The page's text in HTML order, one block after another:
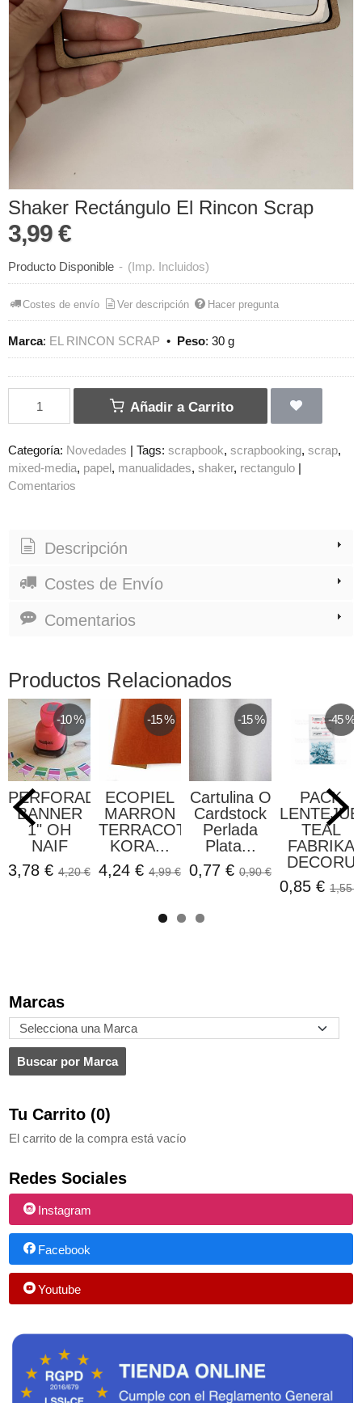
Marcas
Tu Carrito (0)
El carrito de la compra está vacío
Redes Sociales
Instagram
Facebook
Youtube
Shaker Rectángulo El Rincon Scrap
3,99 €
Producto Disponible - (Imp. Incluidos)
Costes de envío Ver descripción Hacer pregunta
Marca: EL RINCON SCRAP • Peso: 30 g
Añadir a Carrito
Categoría: Novedades Tags: scrapbook scrapbooking scrap
mixed-media papel manualidades shaker rectangulo
Comentarios
Descripción
Costes de Envío
Comentarios
Productos Relacionados
-10 %
PERFORADORA
BANNER
1" OH
NAIF
3,78 € 4,20 €
-15 %
ECOPIEL
MARRON
TERRACOTA
KORA...
4,24 € 4,99 €
-15 %
Cartulina O
Cardstock
Perlada
Plata...
0,77 € 0,90 €
-45 %
PACK
TEAL
FABRIKA
DECORU
0,85 € 1,55 €